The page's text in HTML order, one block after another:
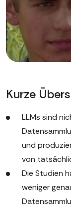
Kurze
LLMs sind
und
von
Die Studien
weniger